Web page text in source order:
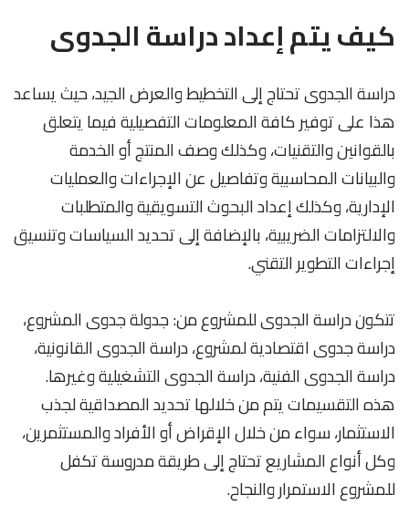
كيف يتم إعداد دراسة الجدوى
دراسة الجدوى تحتاج إلى التخطيط والعرض الجيد، حيث يساعد
هذا على توفير كافة المعلومات التفصيلية فيما يتعلق
بالقوانين والتقنيات، وكذلك وصف المنتج أو الخدمة
والبيانات المحاسبية وتفاصيل عن الإجراءات والعمليات
الإدارية، وكذلك إعداد البحوث التسويقية والمتطلبات
والالتزامات الضريبية، بالإضافة إلى تحديد السياسات وتنسيق
إجراءات التطوير التقني.
تتكوندراسة الجدوى للمشروعمن: جدولة جدوى المشروع،
دراسةجدوى اقتصادية لمشروع، دراسة الجدوى القانونية،
دراسة الجدوى الفنية، دراسة الجدوى التشغيلية وغيرها.
هذه التقسيمات يتم من خلالها تحديد المصداقية لجذب
الاستثمار، سواء من خلال الإقراض أو الأفراد والمستثمرين،
وكل أنواع المشاريع تحتاج إلى طريقة مدروسة تكفل
للمشروع الاستمرار والنجاح.